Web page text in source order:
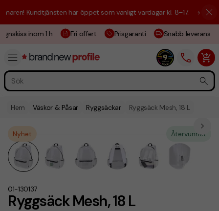
Kundtjänsten har öppet som vanligt vardagar kl. 8–17. ☀️ Vi är
inom 1 h Fri offert Prisgaranti Snabb leverans
Hem Väskor & Påsar Ryggsäckar Ryggsäck Mesh, 18 L
Ryggsäck Mesh, 18 L
01-130137
Nyhet Återvunnet